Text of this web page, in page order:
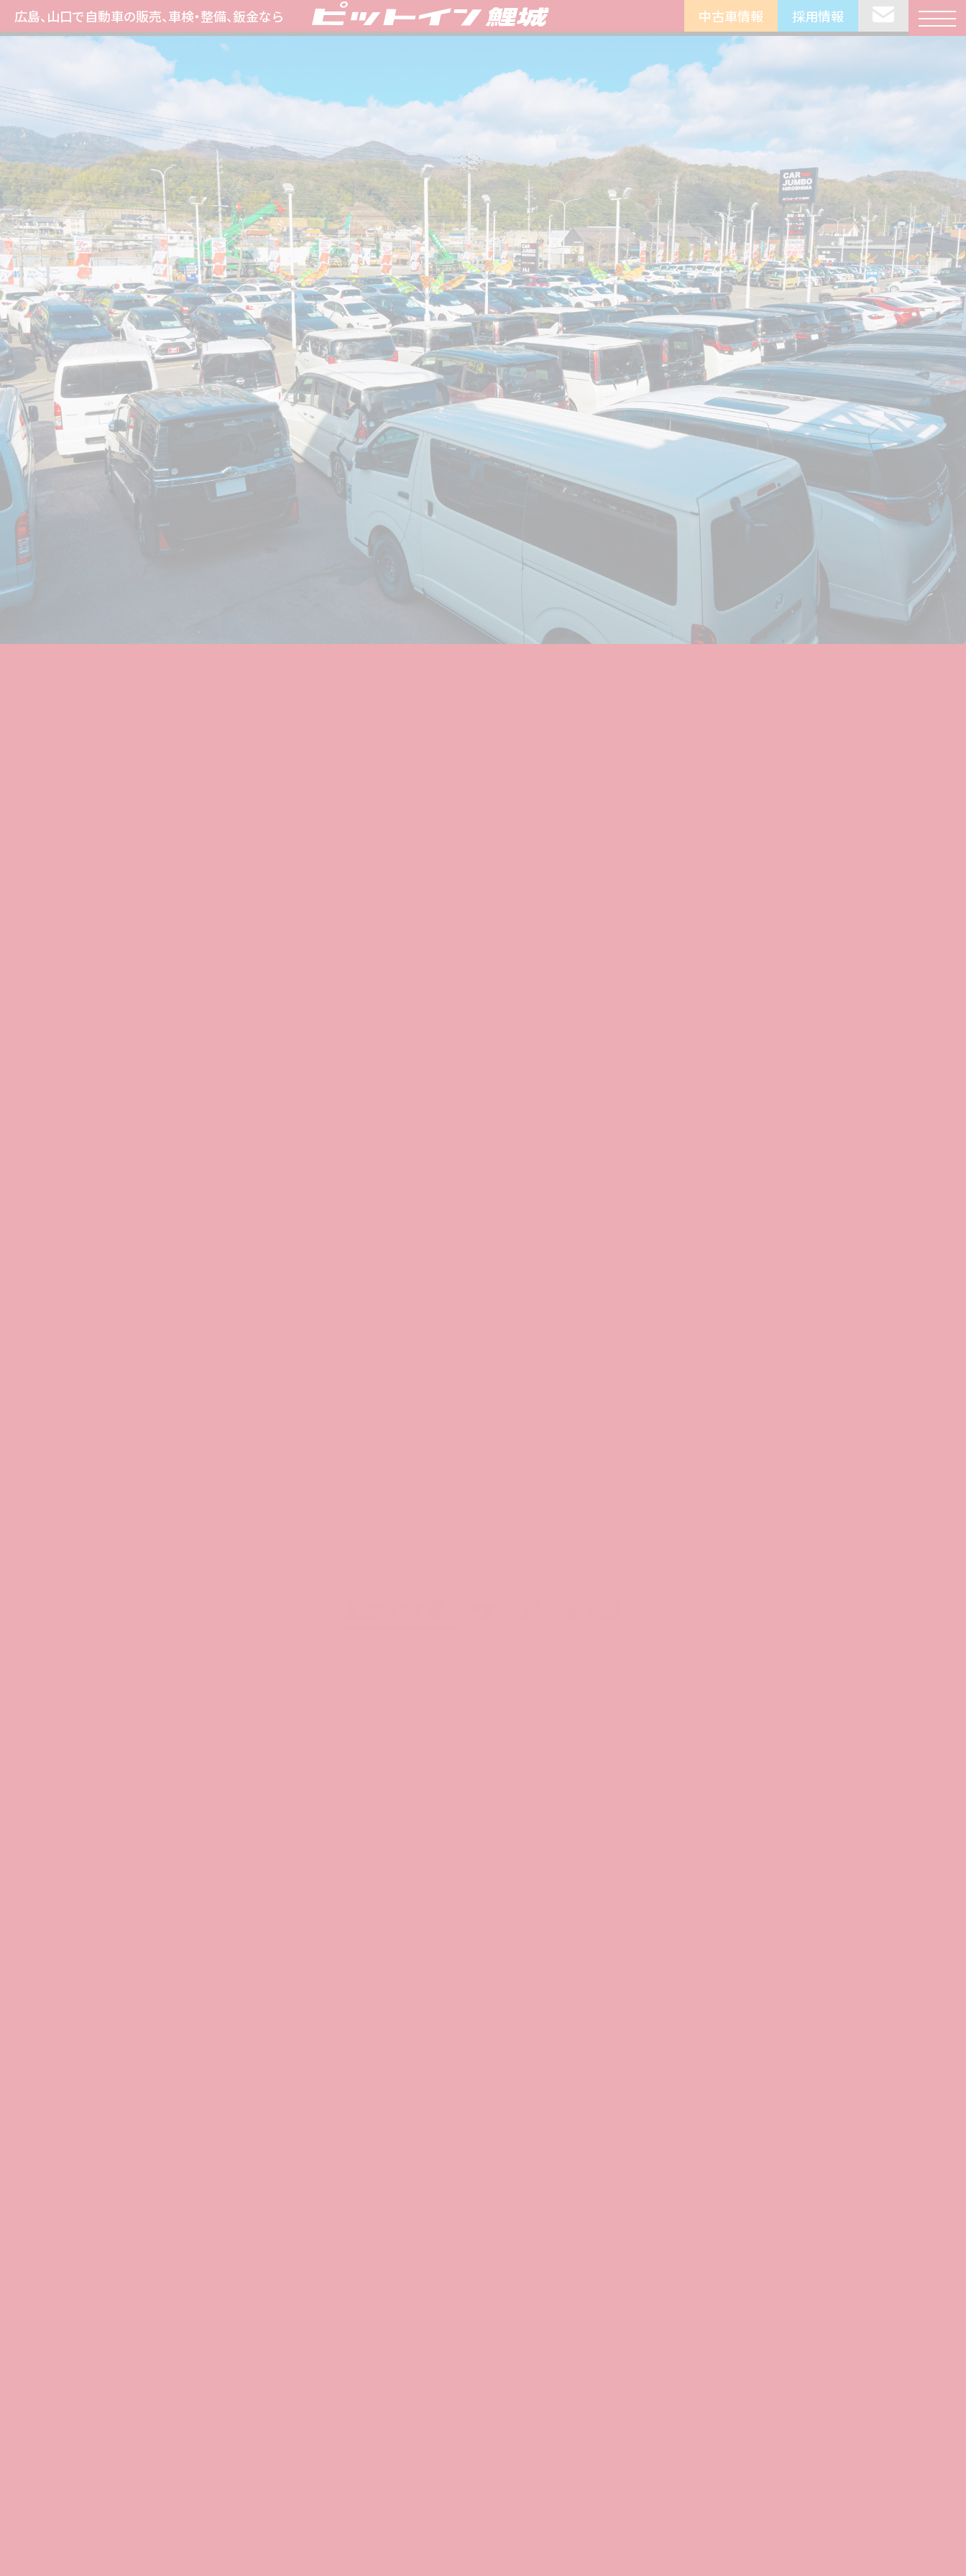
広島、山口で自動車の販売、車検・整備、鈑金なら 中古車情報 採用情報